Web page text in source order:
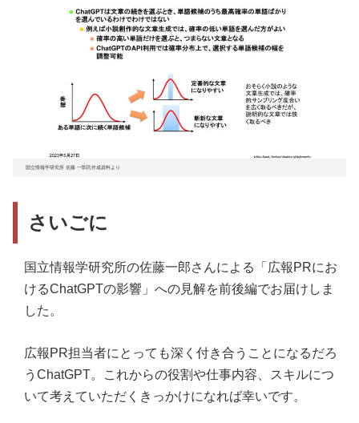
国立情報学研究所 佐藤 一郎氏作成資料より
さいごに
国立情報学研究所の佐藤一郎さんによる「広報PRにお
けるChatGPTの影響」への見解を前後編でお届けしま
した。
広報PR担当者にとっても深く付き合うことになるだろ
うChatGPT。これからの役割や仕事内容、スキルにつ
いて考えていただくきっかけになれば幸いです。